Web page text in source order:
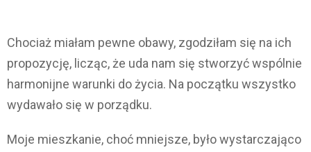
Chociaż miałam pewne obawy, zgodziłam się na ich
propozycję, licząc, że uda nam się stworzyć wspólnie
harmonijne warunki do życia. Na początku wszystko
wydawało się w porządku.
Moje mieszkanie, choć mniejsze, było wystarczająco